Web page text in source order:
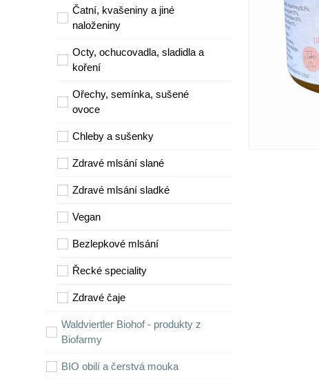
Čatní, kvašeniny a jiné
naloženiny
Octy, ochucovadla, sladidla a
koření
Ořechy, semínka, sušené
ovoce
Chleby a sušenky
Zdravé mlsání slané
Zdravé mlsání sladké
Vegan
Bezlepkové mlsání
Řecké speciality
Zdravé čaje
Waldviertler Biohof - produkty z
Biofarmy
BIO obilí a čerstvá mouka